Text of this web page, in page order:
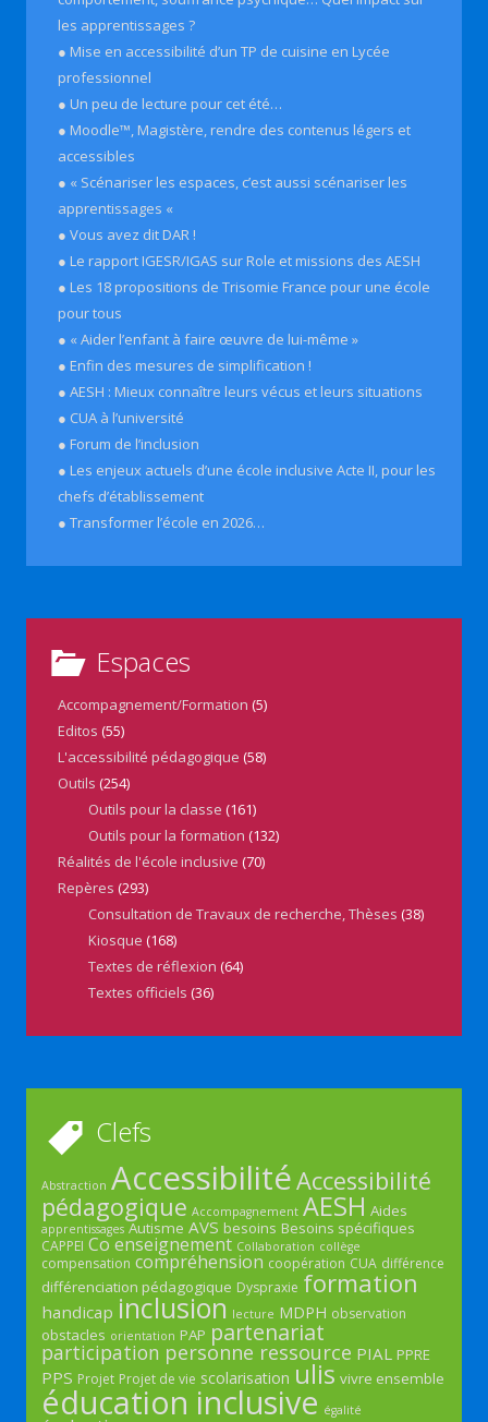
les apprentissages ?
● Mise en accessibilité d’un TP de cuisine en Lycée
professionnel
● Un peu de lecture pour cet été…
● Moodle™, Magistère, rendre des contenus légers et
accessibles
● « Scénariser les espaces, c’est aussi scénariser les
apprentissages «
● Vous avez dit DAR !
● Le rapport IGESR/IGAS sur Role et missions des AESH
● Les 18 propositions de Trisomie France pour une école
pour tous
● « Aider l’enfant à faire œuvre de lui-même »
● Enfin des mesures de simplification !
● AESH : Mieux connaître leurs vécus et leurs situations
● CUA à l’université
● Forum de l’inclusion
● Les enjeux actuels d’une école inclusive Acte II, pour les
chefs d’établissement
● Transformer l’école en 2026…
Espaces
Accompagnement/Formation (5)
Editos (55)
L'accessibilité pédagogique (58)
Outils (254)
Outils pour la classe (161)
Outils pour la formation (132)
Réalités de l'école inclusive (70)
Repères (293)
Consultation de Travaux de recherche, Thèses (38)
Kiosque (168)
Textes de réflexion (64)
Textes officiels (36)
Clefs
Abstraction AccessibilitéAccessibilité
pédagogique Accompagnement AESH Aides
apprentissages Autisme AVS besoins Besoins spécifiques
CAPPEI Co enseignement Collaboration collège
compensation compréhension coopération CUA différence
différenciation pédagogique Dyspraxie formation
handicap inclusion lecture MDPH observation
obstacles orientation PAP partenariat
participation personne ressource PIAL PPRE
PPS Projet Projet de vie scolarisation ulis vivre ensemble
éducation inclusive égalité